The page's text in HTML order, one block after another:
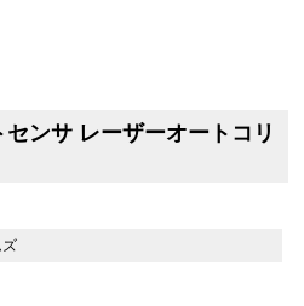
ンサ レーザーオートコリ